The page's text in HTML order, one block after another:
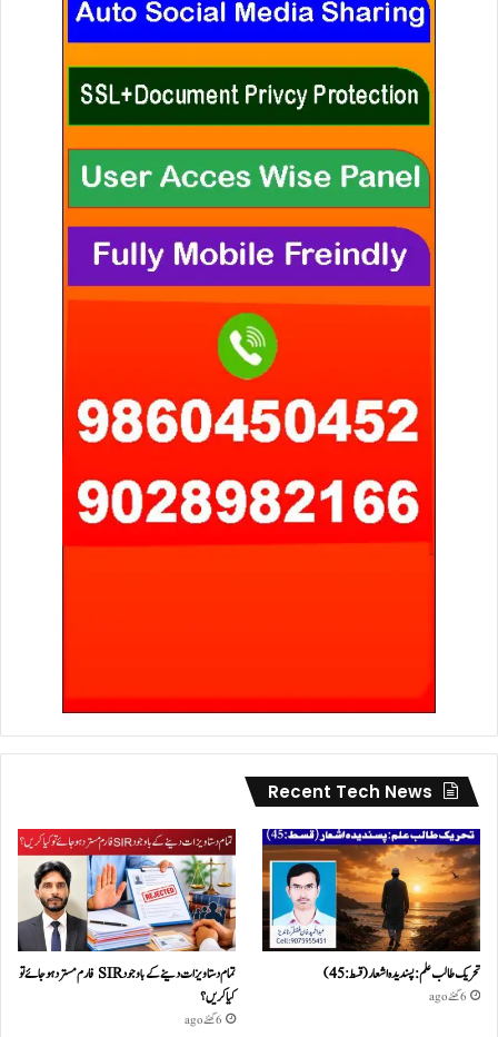
Recent Tech News
تحریک طالب علم: پسندیدہ اشعار (قسط:45)
6 گھنٹے ago
تمام دستاویزات دینے کے باوجود SIR فارم مسترد ہو جائے تو
کیا کریں؟
6 گھنٹے ago